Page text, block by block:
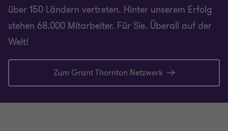
über 150 Ländern vertreten. Hinter unserem Erfolg
stehen 68.000 Mitarbeiter. Für Sie. Überall auf der
Welt!
Zum Grant Thornton Netzwerk